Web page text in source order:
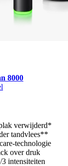
8000
verwijderd*
tandvlees**
technologie
over druk
3 intensiteiten